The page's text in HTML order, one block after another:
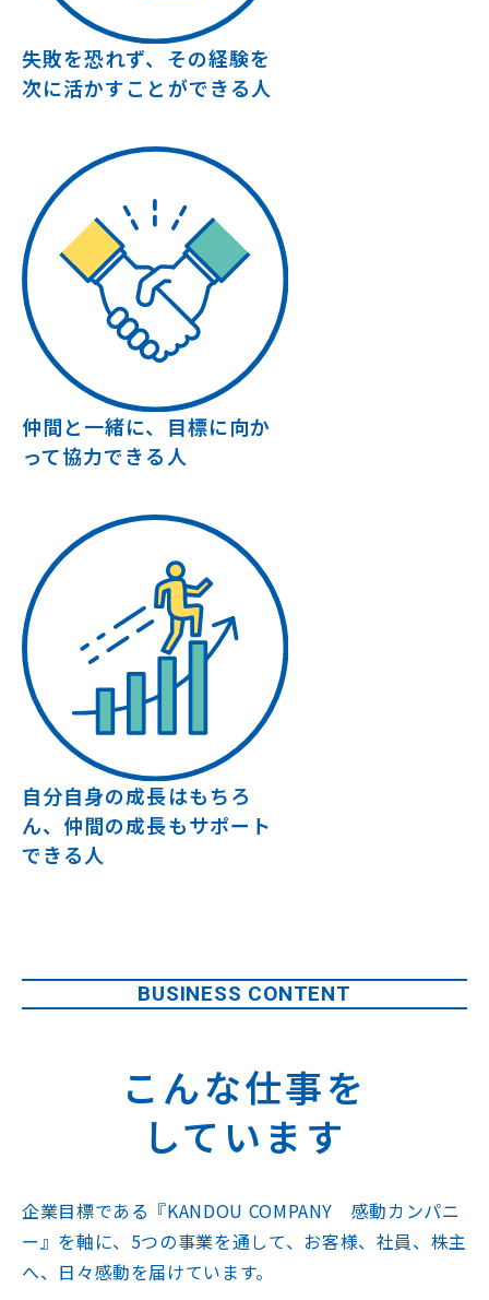
失敗を恐れず、その経験を
次に活かすことができる人
仲間と一緒に、目標に向か
って協力できる人
自分自身の成長はもちろ
ん、仲間の成長もサポート
できる人
BUSINESS CONTENT
こんな仕事を
しています
企業目標である 『KANDOU COMPANY 感動カンパニ
ー』を軸に、 5つの事業を通して、お客様、社員、株主
へ、日々感動を届けています。